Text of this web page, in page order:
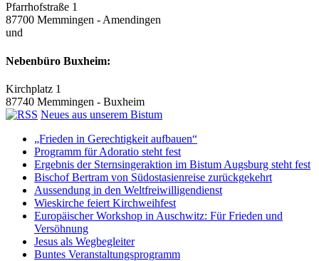
Pfarrhofstraße 1
87700 Memmingen - Amendingen
und
Nebenbüro Buxheim:
Kirchplatz 1
87740 Memmingen - Buxheim
Neues aus unserem Bistum
„Frieden in Gerechtigkeit aufbauen“
Programm für Adoratio steht fest
Ergebnis der Sternsingeraktion im Bistum Augsburg steht fest
Bischof Bertram von Südostasienreise zurückgekehrt
Aussendung in den Weltfreiwilligendienst
Wieskirche feiert Kirchweihfest
Europäischer Workshop in Auschwitz: Für Frieden und
Versöhnung
Jesus als Wegbegleiter
Buntes Veranstaltungsprogramm